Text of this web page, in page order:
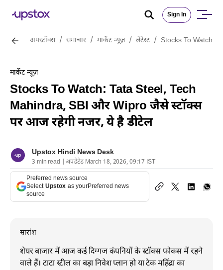
Sign In
अपस्टॉक्स / समाचार / मार्केट न्यूज़ / लेटेस्ट / Stocks To Watch:
मार्केट न्यूज़
Stocks To Watch: Tata Steel, Tech
Mahindra, SBI और Wipro जैसे स्टॉक्स
पर आज रहेगी नजर, ये है डीटेल
Upstox Hindi News Desk
3 min read | अपडेटेड March 18, 2026, 09:17 IST
Preferred news source
Select Upstox as yourPreferred news
source
सारांश
शेयर बाजार में आज कई दिग्गज कंपनियों के स्टॉक्स फोकस में रहने
वाले हैं। टाटा स्टील का बड़ा निवेश प्लान हो या टेक महिंद्रा का